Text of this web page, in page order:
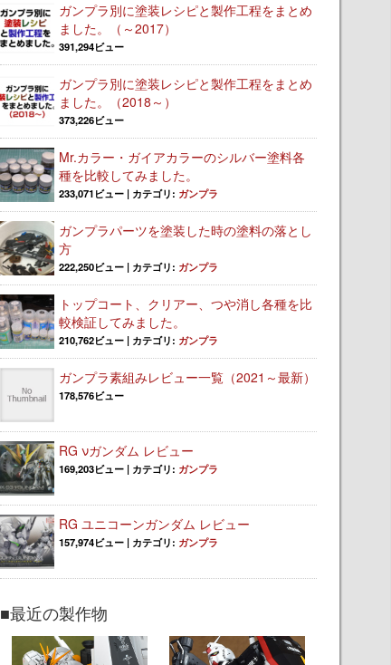
ガンプラ別に塗装レシピと製作工程をまとめ
ました。（～2017）
391,294ビュー
ガンプラ別に塗装レシピと製作工程をまとめ
ました。（2018～）
373,226ビュー
Mr.カラー・ガイアカラーのシルバー塗料各
種を比較してみました。
233,071ビュー | カテゴリ: ガンプラ
ガンプラパーツを塗装した時の塗料の落とし
方
222,250ビュー | カテゴリ: ガンプラ
トップコート、クリアー、つや消し各種を比
較検証してみました。
210,762ビュー | カテゴリ: ガンプラ
ガンプラ素組みレビュー一覧（2021～最新）
178,576ビュー
RG νガンダム レビュー
169,203ビュー | カテゴリ: ガンプラ
RG ユニコーンガンダム レビュー
157,974ビュー | カテゴリ: ガンプラ
■最近の製作物